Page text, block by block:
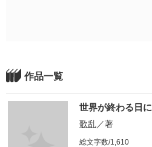
作品一覧
世界が終わる日に
歌乱／著
総文字数/1,610